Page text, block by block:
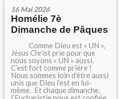
16 Mai 2026
Homélie 7è
Dimanche de Pâques
Comme Dieu est « UN »,
Jésus Christ prie pour que
nous soyons « UN » aussi.
C’est fort comme prière !
Nous sommes loin d’être aussi
unis que Dieu l’est en lui-
même. Et chaque dimanche,